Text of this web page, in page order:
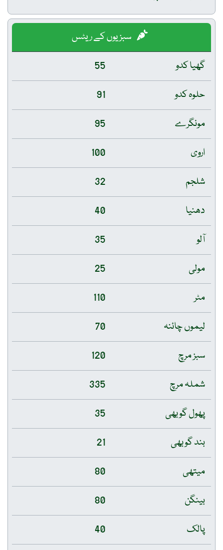
سبزیوں کے ریٹس
گھیا کدو
55
حلوہ کدو
91
مونگرے
95
اروی
100
شلجم
32
دھنیا
40
آلو
35
مولی
25
مٹر
110
لیموں چائنہ
70
سبز مرچ
120
شملہ مرچ
335
پھول گوبھی
35
بند گوبھی
21
میتھی
80
بینگن
80
پالک
40